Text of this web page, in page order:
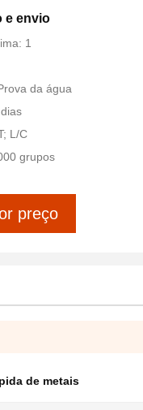
e envio
1
da água
L/C
grupos
preço
de metais